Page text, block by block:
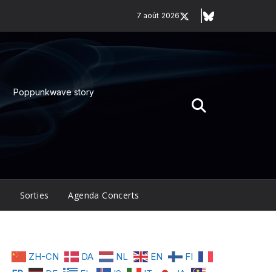
7 août 2026
Poppunkwave story
Sorties Agenda Concerts
ZH-CN DA NL EN
FI